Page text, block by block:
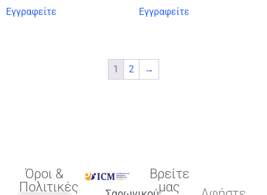
Εγγραφείτε Εγγραφείτε
1 2 →
Όροι &
Πολιτικές
Βρείτε
μας